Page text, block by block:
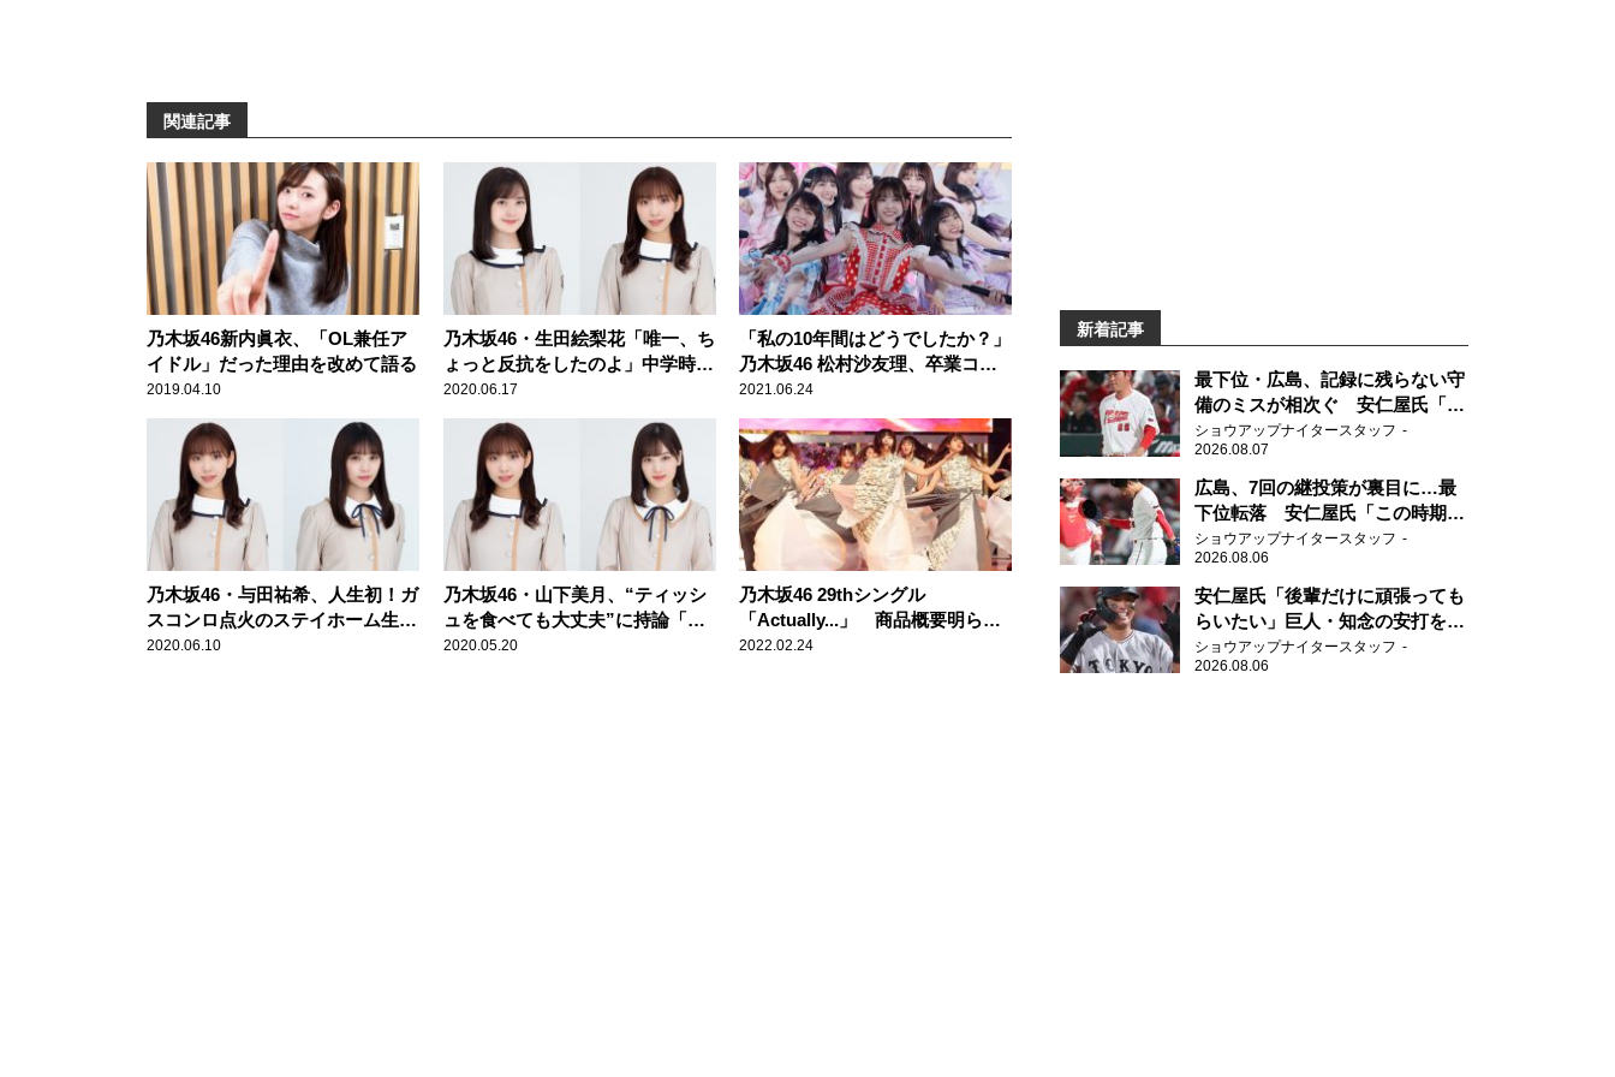
関連記事
乃木坂46新内眞衣、「OL兼任ア
イドル」だった理由を改めて語る
2019.04.10
乃木坂46・生田絵梨花「唯一、ち
ょっと反抗をしたのよ」中学時代
の修学旅行での“サボり”を告白
2020.06.17
「私の10年間はどうでしたか？」
乃木坂46 松村沙友理、卒業コン
サートを開催
2021.06.24
乃木坂46・与田祐希、人生初！ガ
スコンロ点火のステイホーム生活
を明かす
2020.06.10
乃木坂46・山下美月、“ティッシ
ュを食べても大丈夫”に持論「死
ななきゃオッケー！」
2020.05.20
乃木坂46 29thシングル
「Actually...」 商品概要明らか
に
2022.02.24
新着記事
最下位・広島、記録に残らない守
備のミスが相次ぐ 安仁屋氏「最
近守りのミスが多い」
ショウアップナイタースタッフ
2026.08.07
広島、7回の継投策が裏目に…最
下位転落 安仁屋氏「この時期に
来て勉強はない」
ショウアップナイタースタッフ
2026.08.06
安仁屋氏「後輩だけに頑張っても
らいたい」巨人・知念の安打を喜
ぶ
ショウアップナイタースタッフ
2026.08.06